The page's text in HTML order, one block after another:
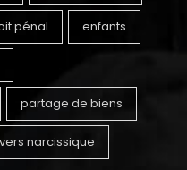
pénal enfants
partage de biens
narcissique